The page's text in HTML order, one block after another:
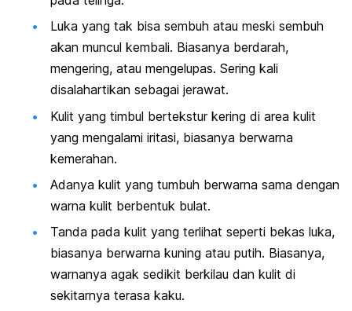
Luka yang tak bisa sembuh atau meski sembuh
akan muncul kembali. Biasanya berdarah,
mengering, atau mengelupas. Sering kali
disalahartikan sebagai jerawat.
Kulit yang timbul bertekstur kering di area kulit
yang mengalami iritasi, biasanya berwarna
kemerahan.
Adanya kulit yang tumbuh berwarna sama dengan
warna kulit berbentuk bulat.
Tanda pada kulit yang terlihat seperti bekas luka,
biasanya berwarna kuning atau putih. Biasanya,
warnanya agak sedikit berkilau dan kulit di
sekitarnya terasa kaku.